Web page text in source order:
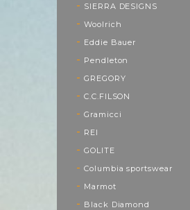
SIERRA DESIGNS
Woolrich
Eddie Bauer
Pendleton
GREGORY
C.C.FILSON
Gramicci
REI
GOLITE
Columbia sportswear
Marmot
Black Diamond